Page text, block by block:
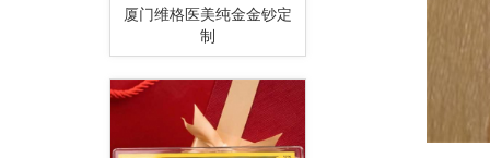
厦门维格医美纯金金钞定
制